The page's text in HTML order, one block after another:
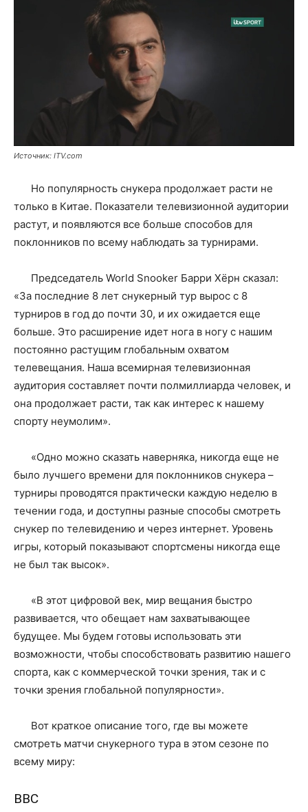
Источник: ITV.com
Но популярность снукера продолжает расти не
только в Китае. Показатели телевизионной аудитории
растут, и появляются все больше способов для
поклонников по всему наблюдать за турнирами.
Председатель World Snooker Барри Хёрн сказал:
«За последние 8 лет снукерный тур вырос с 8
турниров в год до почти 30, и их ожидается еще
больше. Это расширение идет нога в ногу с нашим
постоянно растущим глобальным охватом
телевещания. Наша всемирная телевизионная
аудитория составляет почти полмиллиарда человек, и
она продолжает расти, так как интерес к нашему
спорту неумолим».
«Одно можно сказать наверняка, никогда еще не
было лучшего времени для поклонников снукера –
турниры проводятся практически каждую неделю в
течении года, и доступны разные способы смотреть
снукер по телевидению и через интернет. Уровень
игры, который показывают спортсмены никогда еще
не был так высок».
«В этот цифровой век, мир вещания быстро
развивается, что обещает нам захватывающее
будущее. Мы будем готовы использовать эти
возможности, чтобы способствовать развитию нашего
спорта, как с коммерческой точки зрения, так и с
точки зрения глобальной популярности».
Вот краткое описание того, где вы можете
смотреть матчи снукерного тура в этом сезоне по
всему миру:
BBC